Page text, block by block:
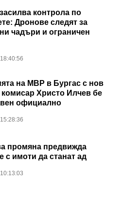
контрола по
Дронове следят за
чадъри и ограничен
на МВР в Бургас с нов
Христо Илчев бе
официално
промяна предвижда
с имоти да станат ад